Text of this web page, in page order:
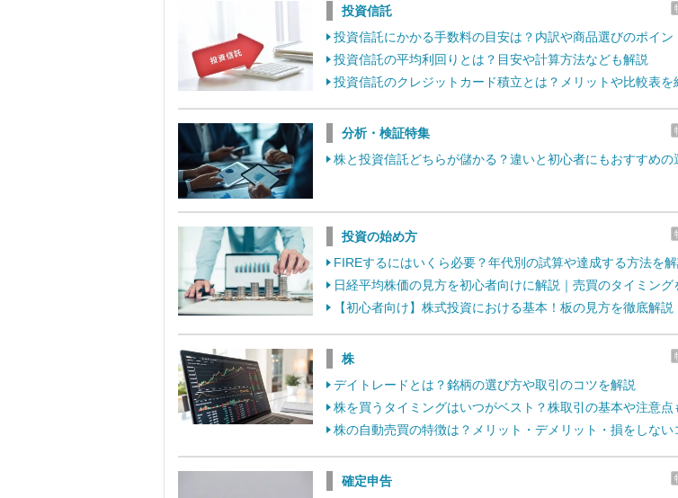
投資信託
投資信託にかかる手数料の目安は？内訳や商品選びのポイン
投資信託の平均利回りとは？目安や計算方法なども解説
投資信託のクレジットカード積立とは？メリットや比較表を
分析・検証特集
株と投資信託どちらが儲かる？違いと初心者にもおすすめの
投資の始め方
FIREするにはいくら必要？年代別の試算や達成する方法を解
日経平均株価の見方を初心者向けに解説｜売買のタイミング
【初心者向け】株式投資における基本！板の見方を徹底解説
株
デイトレードとは？銘柄の選び方や取引のコツを解説
株を買うタイミングはいつがベスト？株取引の基本や注意点
株の自動売買の特徴は？メリット・デメリット・損をしない
確定申告